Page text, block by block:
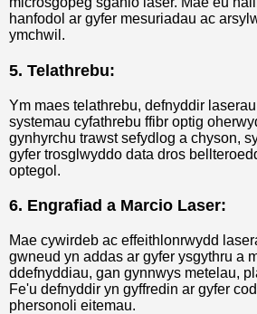
hanfodol ar gyfer mesuriadau ac
ymchwil.
5. Telathrebu:
Ym maes telathrebu, defnyddir
systemau cyfathrebu ffibr optig
gynhyrchu trawst sefydlog a chyson,
gyfer trosglwyddo data dros
optegol.
6. Engrafiad a Marcio Laser:
Mae cywirdeb ac effeithlonrwydd
gwneud yn addas ar gyfer ysgythru a
ddefnyddiau, gan gynnwys metelau,
Fe'u defnyddir yn gyffredin ar gyfer
phersonoli eitemau.